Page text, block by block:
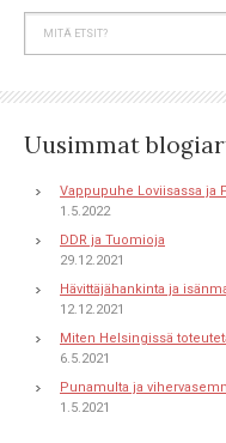
Uusimmat
Vappupuhe Loviisassa ja
1.5.2022
DDR ja Tuomioja
29.12.2021
Hävittäjähankinta ja
12.12.2021
Miten Helsingissä
6.5.2021
Punamulta ja
1.5.2021